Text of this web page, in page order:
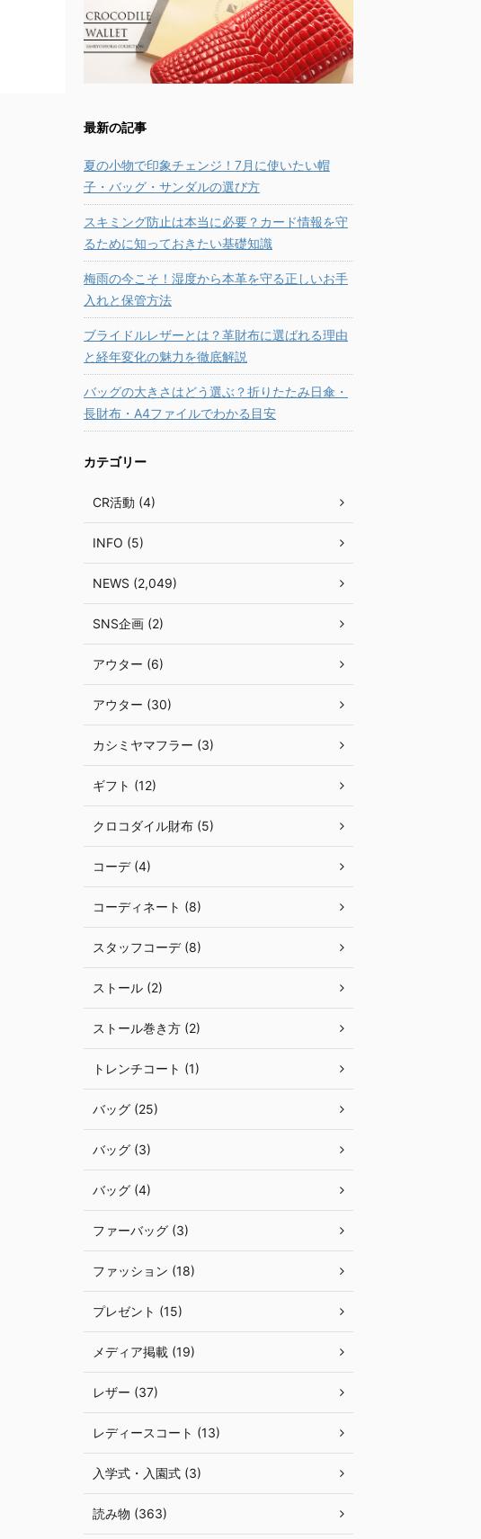
最新の記事
夏の小物で印象チェンジ！7月に使いたい帽
子・バッグ・サンダルの選び方
スキミング防止は本当に必要？カード情報を守
るために知っておきたい基礎知識
梅雨の今こそ！湿度から本革を守る正しいお手
入れと保管方法
ブライドルレザーとは？革財布に選ばれる理由
と経年変化の魅力を徹底解説
バッグの大きさはどう選ぶ？折りたたみ日傘・
長財布・A4ファイルでわかる目安
カテゴリー
CR活動 (4)
INFO (5)
NEWS (2,049)
SNS企画 (2)
アウター (6)
アウター (30)
カシミヤマフラー (3)
ギフト (12)
クロコダイル財布 (5)
コーデ (4)
コーディネート (8)
スタッフコーデ (8)
ストール (2)
ストール巻き方 (2)
トレンチコート (1)
バッグ (25)
バッグ (3)
バッグ (4)
ファーバッグ (3)
ファッション (18)
プレゼント (15)
メディア掲載 (19)
レザー (37)
レディースコート (13)
入学式・入園式 (3)
読み物 (363)